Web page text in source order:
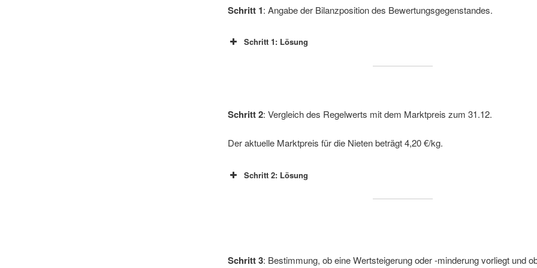
Schritt 1: Angabe der Bilanzposition des Bewertungsgegenstandes.
Schritt 1: Lösung
Schritt 2: Vergleich des Regelwerts mit dem Marktpreis zum 31.12.
Der aktuelle Marktpreis für die Nieten beträgt 4,20 €/kg.
Schritt 2: Lösung
Schritt 3: Bestimmung, ob eine Wertsteigerung oder -minderung vorliegt und